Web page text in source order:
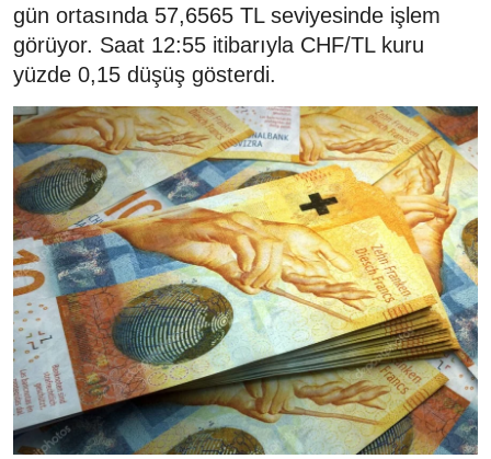
gün ortasında 57,6565 TL seviyesinde işlem
görüyor. Saat 12:55 itibarıyla CHF/TL kuru
yüzde 0,15 düşüş gösterdi.